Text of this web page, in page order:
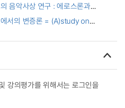
Eastern and Western
음악사상 연구 : 에로스론과
서의 변증론 = (A)study on
강의평가를 위해서는 로그인을